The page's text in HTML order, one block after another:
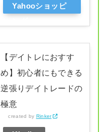
Yahooショッピ
【デイトレにおすす
め】初心者にもできる
逆張りデイトレードの
極意
created by Rinker